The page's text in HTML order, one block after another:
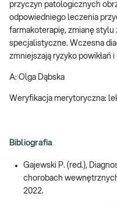
przyczyn patologicznych
odpowiedniego leczenia
farmakoterapię, zmianę stylu
specjalistyczne. Wczesna
zmniejszają ryzyko powikłań
A: Olga Dąbska
Weryfikacja merytoryczna:
Bibliografia
Gajewski P. (red.),
chorobach
2022.